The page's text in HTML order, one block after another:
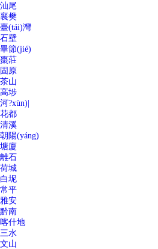
汕尾
襄樊
臺(tái)灣
石壁
畢節(jié)
棗莊
固原
茶山
高埗
河?xùn)|
花都
清溪
朝陽(yáng)
塘廈
離石
荷城
白坭
常平
雅安
黔南
喀什地
三水
文山